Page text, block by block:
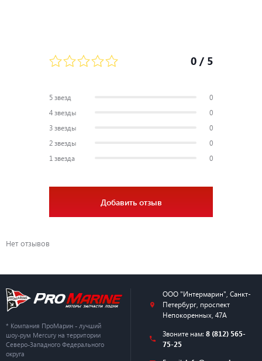
0 / 5
5 звезд
0
4 звезды
0
3 звезды
0
2 звезды
0
1 звезда
0
Добавить отзыв
Нет отзывов
* Компания ПроМарин - лучший
шоу-рум Mercury на территории
Северо-Западного Федерального
округа
ООО "Интермарин" Санкт-
Петербург, проспект
Непокоренных, 47А
Звоните нам: 8 (812) 565-
75-25